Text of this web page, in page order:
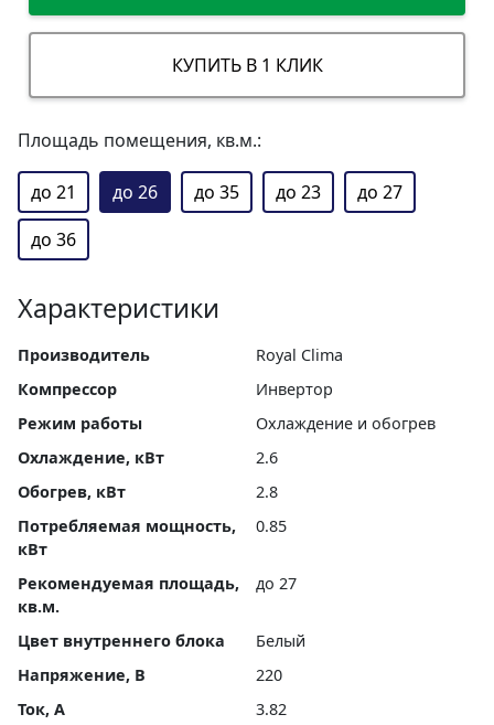
КУПИТЬ В 1 КЛИК
Площадь помещения, кв.м.:
до 21 до 26 до 35 до 23
до 27
до 36
Характеристики
Производитель
Royal Clima
Компрессор
Инвертор
Режим работы
Охлаждение и обогрев
Охлаждение, кВт
2.6
Обогрев, кВт
2.8
Потребляемая мощность,
кВт
0.85
Рекомендуемая площадь,
кв.м.
до 27
Цвет внутреннего блока
Белый
Напряжение, В
220
Ток, А
3.82